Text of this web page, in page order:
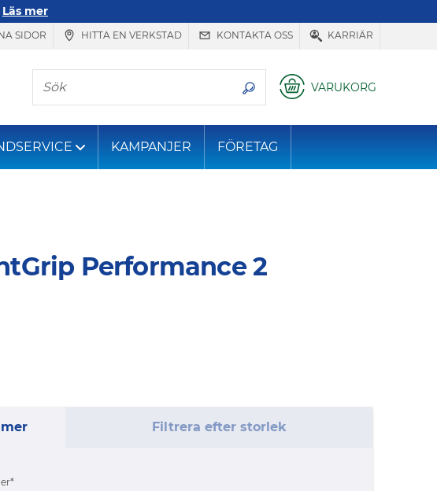
Läs mer
SIDOR HITTA EN VERKSTAD KONTAKTA OSS KARRIÄR
Sök
VARUKORG
KAMPANJER FÖRETAG
Performance 2
Filtrera efter storlek